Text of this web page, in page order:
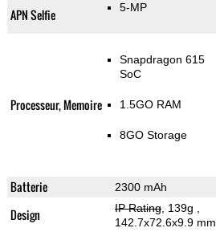
APN Selfie 5-MP
Processeur, Memoire
Snapdragon 615
SoC
1.5GO RAM
8GO Storage
Batterie 2300 mAh
Design IP Rating, 139g
142.7x72.6x9.9 mm